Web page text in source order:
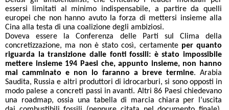
essersi limitati al minimo indispensabile, a partire da quelli
europei che non hanno avuto la forza di mettersi insieme alla
Cina alla testa di una coalizione degli ambiziosi.
Doveva essere la Conferenza delle Parti sul Clima della
concretizzazione, ma non è stato così, certamente per quanto
riguarda la transizione dalle fonti fossili: è stato impossibile
mettere insieme 194 Paesi che, appunto insieme, non hanno
mai camminato e non lo faranno a breve termine. Arabia
Saudita, Russia e altri produttori di idrocarburi, si sono opposti in
modo palese a concreti passi in avanti. Altri 86 Paesi chiedevano
una roadmap, ossia una tabella di marcia chiara per l’uscita